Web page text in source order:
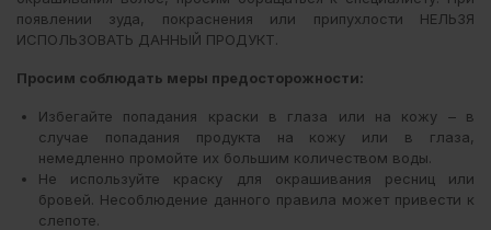
появлении зуда, покраснения или припухлости НЕЛЬЗЯ
ИСПОЛЬЗОВАТЬ ДАННЫЙ ПРОДУКТ.
Просим соблюдать меры предосторожности:
Избегайте попадания краски в глаза или на кожу – в
случае попадания продукта на кожу или в глаза,
немедленно промойте их большим количеством воды.
Не используйте краску для окрашивания ресниц или
бровей. Несоблюдение данного правила может привести к
слепоте.